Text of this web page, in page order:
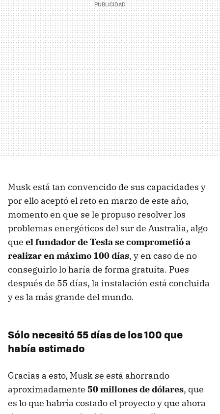
Musk está tan convencido de sus capacidades y
por ello aceptó el reto en marzo de este año,
momento en que se le propuso resolver los
problemas energéticos del sur de Australia, algo
que el fundador de Tesla se comprometió a
realizar en máximo 100 días, y en caso de no
conseguirlo lo haría de forma gratuita. Pues
después de 55 días, la instalación está concluida
y es la más grande del mundo.
Sólo necesitó 55 días de los 100 que
había estimado
Gracias a esto, Musk se está ahorrando
aproximadamente 50 millones de dólares, que
es lo que habría costado el proyecto y que ahora